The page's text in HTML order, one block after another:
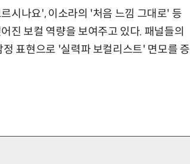
시나요', 이소라의 '처음 느낌 그대로' 등
진 보컬 역량을 보여주고 있다. 패널들의
표현으로 '실력파 보컬리스트' 면모를 증